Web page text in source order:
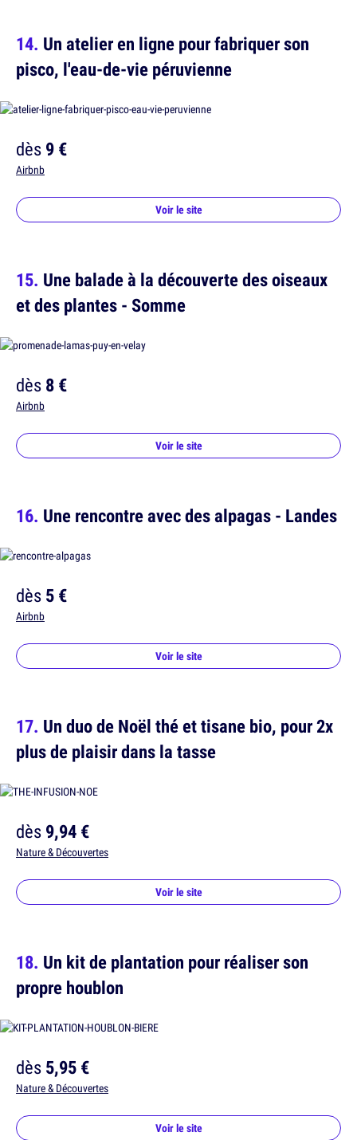
Un atelier en ligne pour fabriquer son
pisco, l'eau-de-vie péruvienne
dès9 €
Airbnb
Voir le site
Une balade à la découverte des oiseaux
et des plantes - Somme
dès8 €
Airbnb
Voir le site
Une rencontre avec des alpagas - Landes
dès5 €
Airbnb
Voir le site
Un duo de Noël thé et tisane bio, pour 2x
plus de plaisir dans la tasse
dès9,94 €
Nature & Découvertes
Voir le site
Un kit de plantation pour réaliser son
propre houblon
dès5,95 €
Nature & Découvertes
Voir le site